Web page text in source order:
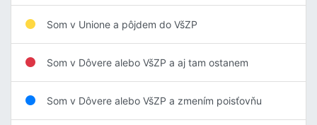
Som v Unione a pôjdem do VšZP
Som v Dôvere alebo VšZP a aj tam ostanem
Som v Dôvere alebo VšZP a zmením poisťovňu